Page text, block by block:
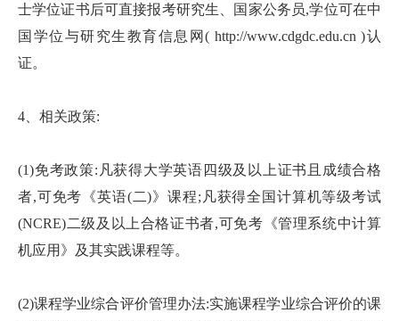
士学位证书后可直接报考研究生、国家公务员,学位可在中
国学位与研究生教育信息网( http://www.cdgdc.edu.cn )认
证。
4、相关政策:
(1)免考政策:凡获得大学英语四级及以上证书且成绩合格
者,可免考《英语(二)》课程;凡获得全国计算机等级考试
(NCRE)二级及以上合格证书者,可免考《管理系统中计算
机应用》及其实践课程等。
(2)课程学业综合评价管理办法:实施课程学业综合评价的课